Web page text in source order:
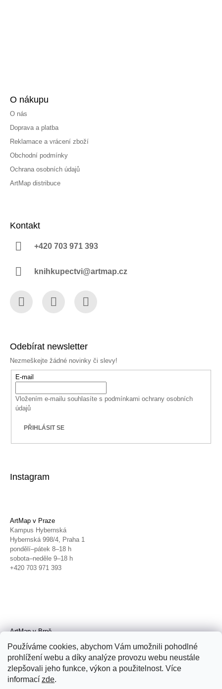
Používáme cookies, abychom Vám umožnili pohodlné
prohlížení webu a díky analýze provozu webu neustále
zlepšovali jeho funkce, výkon a použitelnost. Více
informací zde.
O nákupu
O nás
Doprava a platba
Reklamace a vrácení zboží
Obchodní podmínky
Ochrana osobních údajů
ArtMap distribuce
Kontakt
+420 703 971 393
knihkupectvi@artmap.cz
Odebírat newsletter
Nezmeškejte žádné novinky či slevy!
E-mail
Vložením e-mailu souhlasíte s podmínkami ochrany osobních
údajů
PŘIHLÁSIT SE
Instagram
ArtMap v Praze
Kampus Hybernská
Hybernská 998/4, Praha 1
pondělí–pátek 8–18 h
sobota–neděle 9–18 h
+420 703 971 393
ArtMap v Brně
Radnická 4, Brno
úterý–pátek 11–19 h
sobota 14–19 h
+420 702 152 298